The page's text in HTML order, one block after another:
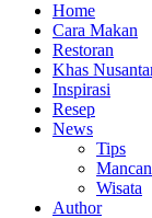
Home
Cara Makan
Restoran
Khas
Inspirasi
Resep
News
Tips
Wisata
Author